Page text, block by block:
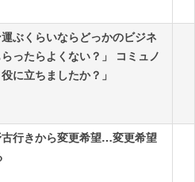
ぶくらいならどっかのビジネ
ったらよくない？」 コミュノ
に立ちましたか？」
古行きから変更希望…変更希望